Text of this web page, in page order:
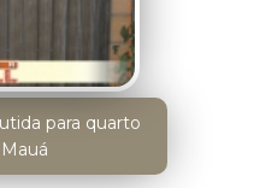
para quarto